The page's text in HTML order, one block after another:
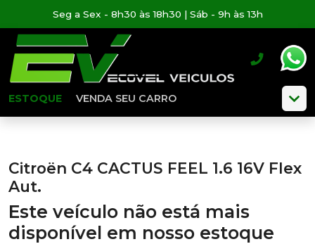
Seg a Sex - 8h30 às 18h30 | Sáb - 9h às 13h
ESTOQUE VENDA SEU CARRO
Citroën C4 CACTUS FEEL 1.6 16V Flex
Aut.
Este veículo não está mais
disponível em nosso estoque